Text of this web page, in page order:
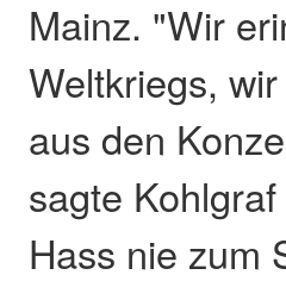
Mainz. "Wir
Weltkriegs,
aus den
sagte
Hass nie zum